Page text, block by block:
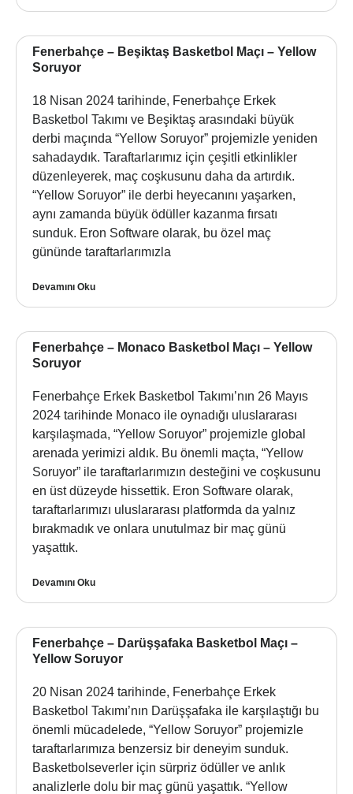
Fenerbahçe – Beşiktaş Basketbol Maçı – Yellow
Soruyor
18 Nisan 2024 tarihinde, Fenerbahçe Erkek
Basketbol Takımı ve Beşiktaş arasındaki büyük
derbi maçında “Yellow Soruyor” projemizle yeniden
sahadaydık. Taraftarlarımız için çeşitli etkinlikler
düzenleyerek, maç coşkusunu daha da artırdık.
“Yellow Soruyor” ile derbi heyecanını yaşarken,
aynı zamanda büyük ödüller kazanma fırsatı
sunduk. Eron Software olarak, bu özel maç
gününde taraftarlarımızla
Devamını Oku
Fenerbahçe – Monaco Basketbol Maçı – Yellow
Soruyor
Fenerbahçe Erkek Basketbol Takımı’nın 26 Mayıs
2024 tarihinde Monaco ile oynadığı uluslararası
karşılaşmada, “Yellow Soruyor” projemizle global
arenada yerimizi aldık. Bu önemli maçta, “Yellow
Soruyor” ile taraftarlarımızın desteğini ve coşkusunu
en üst düzeyde hissettik. Eron Software olarak,
taraftarlarımızı uluslararası platformda da yalnız
bırakmadık ve onlara unutulmaz bir maç günü
yaşattık.
Devamını Oku
Fenerbahçe – Darüşşafaka Basketbol Maçı –
Yellow Soruyor
20 Nisan 2024 tarihinde, Fenerbahçe Erkek
Basketbol Takımı’nın Darüşşafaka ile karşılaştığı bu
önemli mücadelede, “Yellow Soruyor” projemizle
taraftarlarımıza benzersiz bir deneyim sunduk.
Basketbolseverler için sürpriz ödüller ve anlık
analizlerle dolu bir maç günü yaşattık. “Yellow